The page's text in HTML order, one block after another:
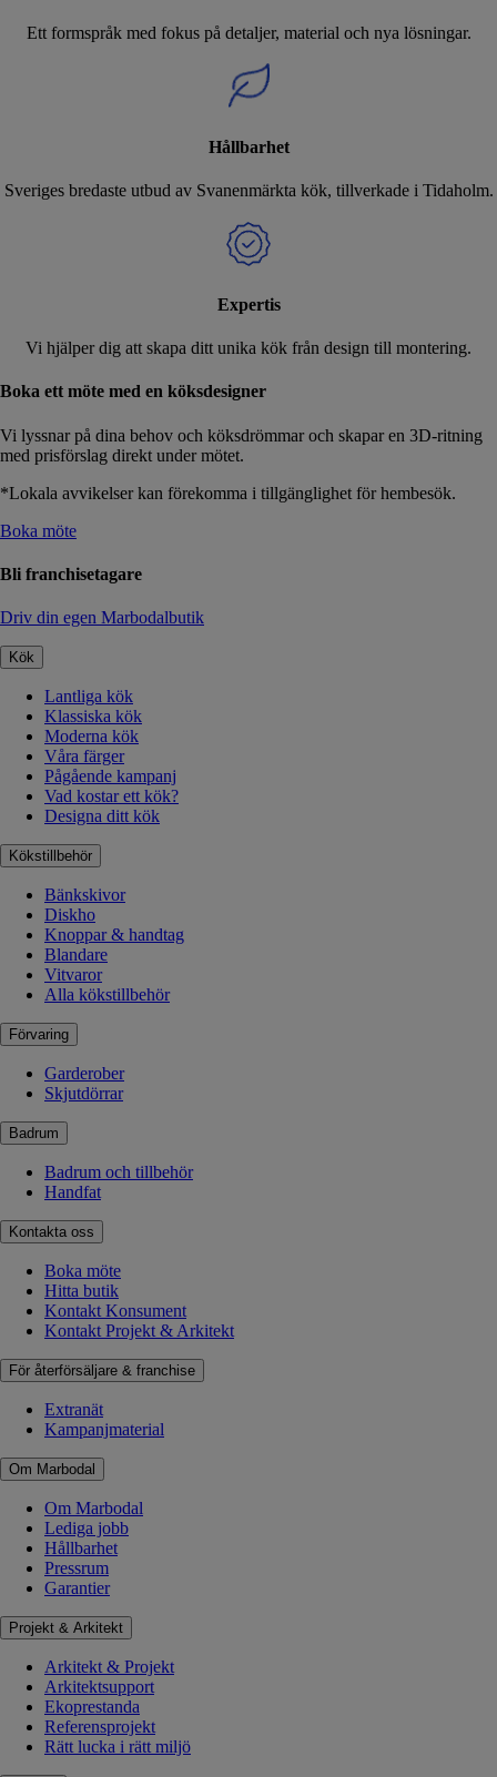
Ett formspråk med fokus på detaljer, material och nya lösningar.
Hållbarhet
Sveriges bredaste utbud av Svanenmärkta kök, tillverkade i Tidaholm.
Expertis
Vi hjälper dig att skapa ditt unika kök från design till montering.
Boka ett möte med en köksdesigner
Vi lyssnar på dina behov och köksdrömmar och skapar en 3D-ritning
med prisförslag direkt under mötet.
*Lokala avvikelser kan förekomma i tillgänglighet för hembesök.
Boka möte
Bli franchisetagare
Driv din egen Marbodalbutik
Kök
Lantliga kök
Klassiska kök
Moderna kök
Våra färger
Pågående kampanj
Vad kostar ett kök?
Designa ditt kök
Kökstillbehör
Bänkskivor
Diskho
Knoppar & handtag
Blandare
Vitvaror
Alla kökstillbehör
Förvaring
Garderober
Skjutdörrar
Badrum
Badrum och tillbehör
Handfat
Kontakta oss
Boka möte
Hitta butik
Kontakt Konsument
Kontakt Projekt & Arkitekt
För återförsäljare & franchise
Extranät
Kampanjmaterial
Om Marbodal
Om Marbodal
Lediga jobb
Hållbarhet
Pressrum
Garantier
Projekt & Arkitekt
Arkitekt & Projekt
Arkitektsupport
Ekoprestanda
Referensprojekt
Rätt lucka i rätt miljö